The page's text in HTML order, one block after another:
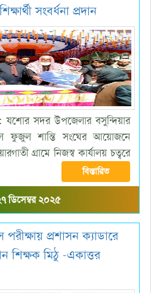
সংবর্ধনা প্রদান
যশোর সদর উপজেলার বসুন্দিয়ার
ফুজুল শান্তি সংঘের আয়োজনে
গ্রামে নিজস্ব কার্যালয় চত্বরে
বিস্তারিত
ডিসেম্বর ২০২৫
প্রশাসন ক্যাডারে
শিক্ষক মিঠু -একাত্তর